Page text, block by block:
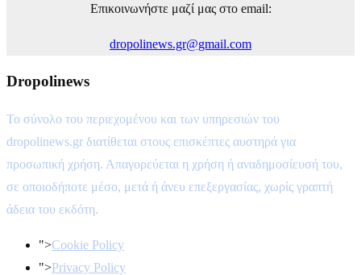
Επικοινωνήστε μαζί μας στο email:
dropolinews.gr@gmail.com
Dropolinews
Το σύνολο του περιεχομένου και των υπηρεσιών του
dropolinews.gr διατίθεται στους επισκέπτες αυστηρά για
προσωπική χρήση. Απαγορεύεται η χρήση ή αναδημοσίευσή του,
σε οποιοδήποτε μέσο, μετά ή άνευ επεξεργασίας, χωρίς γραπτή
άδεια του εκδότη.
">Cookie Policy
">Privacy Policy